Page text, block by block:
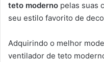
teto moderno pelas suas
seu estilo favorito de
Adquirindo o melhor
ventilador de teto